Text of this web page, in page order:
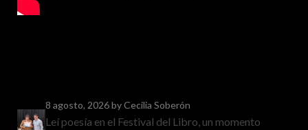
8 agosto, 2026by Cecilia Soberón
Leí poesía en el Festival del Libro, un momento